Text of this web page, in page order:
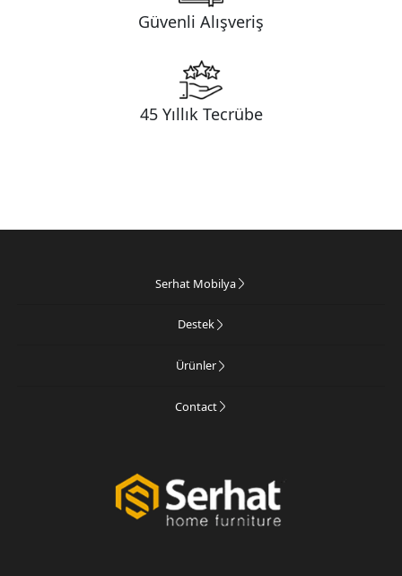
Güvenli Alışveriş
45 Yıllık Tecrübe
Serhat Mobilya
Destek
Ürünler
Contact